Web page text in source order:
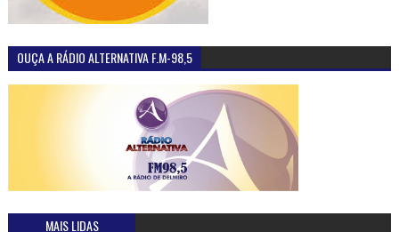
OUÇA A RÁDIO ALTERNATIVA F.M-98,5
MAIS LIDAS